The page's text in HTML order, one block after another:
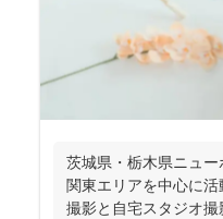
茨城県・栃木県ニュー
関東エリアを中心に
撮影と自宅スタジオ